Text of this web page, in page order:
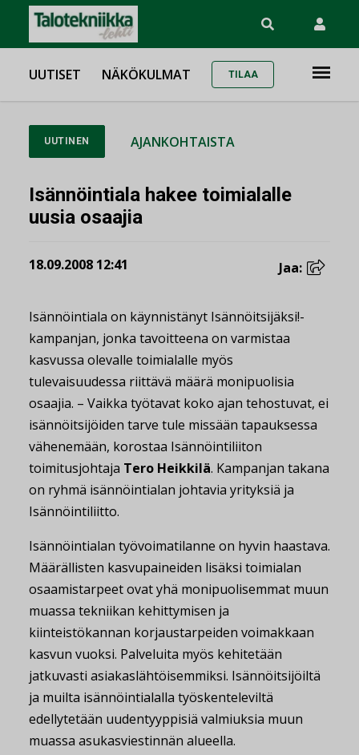
UUTISET NÄKÖKULMAT TILAA
UUTINEN AJANKOHTAISTA
Isännöintiala hakee toimialalle
uusia osaajia
18.09.2008 12:41 Jaa:
Isännöintiala on käynnistänyt Isännöitsijäksi!-
kampanjan, jonka tavoitteena on varmistaa
kasvussa olevalle toimialalle myös
tulevaisuudessa riittävä määrä monipuolisia
osaajia. – Vaikka työtavat koko ajan tehostuvat, ei
isännöitsijöiden tarve tule missään tapauksessa
vähenemään, korostaa Isännöintiliiton
toimitusjohtaja Tero Heikkilä. Kampanjan takana
on ryhmä isännöintialan johtavia yrityksiä ja
Isännöintiliitto.
Isännöintialan työvoimatilanne on hyvin haastava.
Määrällisten kasvupaineiden lisäksi toimialan
osaamistarpeet ovat yhä monipuolisemmat muun
muassa tekniikan kehittymisen ja
kiinteistökannan korjaustarpeiden voimakkaan
kasvun vuoksi. Palveluita myös kehitetään
jatkuvasti asiakaslähtöisemmiksi. Isännöitsijöiltä
ja muilta isännöintialalla työskenteleviltä
edellytetään uudentyyppisiä valmiuksia muun
muassa asukasviestinnän alueella.